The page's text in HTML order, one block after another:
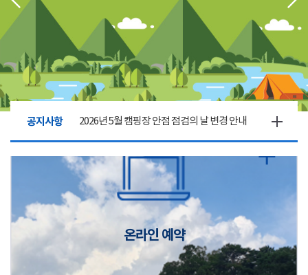
공지사항 2026년 5월 캠핑장 안점 점검의 날 변경 안내
캠핑장(9월1일~6일) 미운영 공지
2026년 5월 캠핑장 안점 점검의 날 변경 안내
온라인 예약